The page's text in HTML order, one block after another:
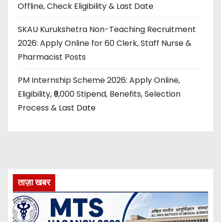
Offline, Check Eligibility & Last Date
SKAU Kurukshetra Non-Teaching Recruitment
2026: Apply Online for 60 Clerk, Staff Nurse &
Pharmacist Posts
PM Internship Scheme 2026: Apply Online,
Eligibility, ₹9,000 Stipend, Benefits, Selection
Process & Last Date
ताज़ा खबर